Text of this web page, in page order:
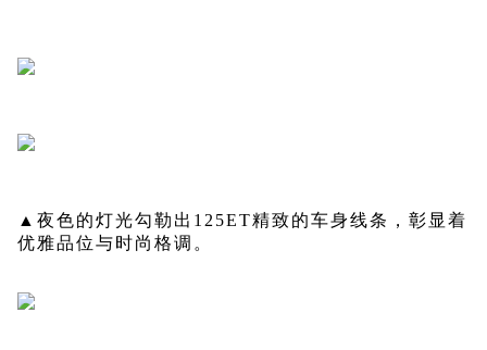
▲夜色的灯光勾勒出125ET精致的车身线条，彰显着
优雅品位与时尚格调。